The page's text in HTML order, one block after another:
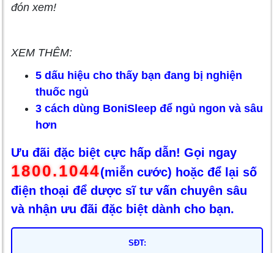
đón xem!
XEM THÊM:
5 dấu hiệu cho thấy bạn đang bị nghiện
thuốc ngủ
3 cách dùng BoniSleep để ngủ ngon và sâu
hơn
Ưu đãi đặc biệt cực hấp dẫn! Gọi ngay
1800.1044(miễn cước) hoặc để lại số
điện thoại để dược sĩ tư vấn chuyên sâu
và nhận ưu đãi đặc biệt dành cho bạn.
SĐT: